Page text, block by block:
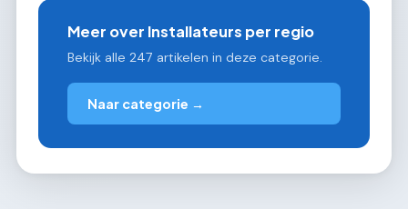
Meer over Installateurs per regio
Bekijk alle 247 artikelen in deze categorie.
Naar categorie →